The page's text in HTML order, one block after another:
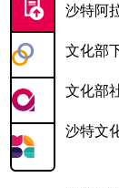
沙特阿
文化部
文化部
沙特文